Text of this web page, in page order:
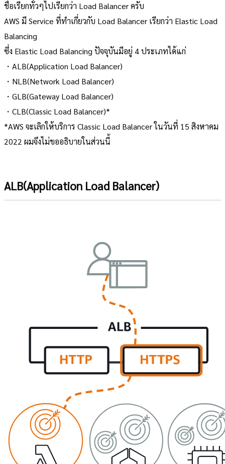
ชื่อเรียกทั่วๆไปเรียกว่า Load Balancer ครับ
AWS มี Service ที่ทำเกี่ยวกับ Load Balancer เรียกว่า Elastic Load
Balancing
ซึ่ง Elastic Load Balancing ปัจจุบันมีอยู่ 4 ประเภทได้แก่
・ALB(Application Load Balancer)
・NLB(Network Load Balancer)
・GLB(Gateway Load Balancer)
・CLB(Classic Load Balancer)*
*AWS จะเลิกให้บริการ Classic Load Balancer ในวันที่ 15 สิงหาคม
2022 ผมจึงไม่ขออธิบายในส่วนนี้
ALB(Application Load Balancer)